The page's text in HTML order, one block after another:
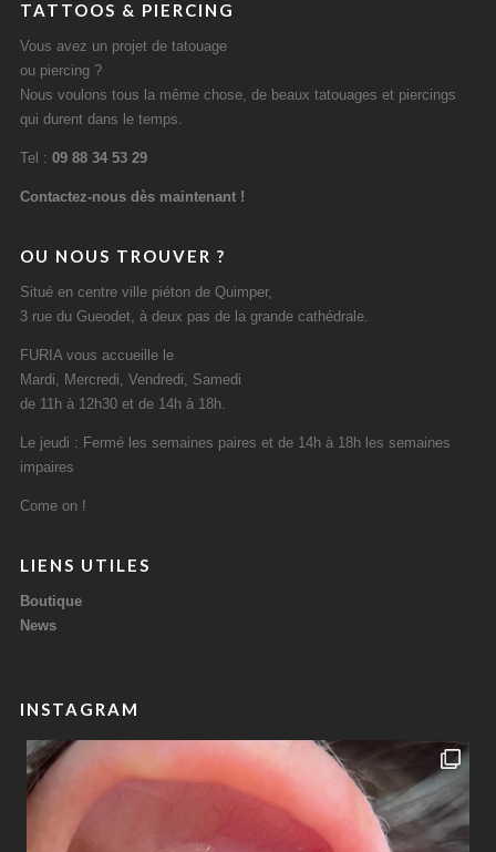
TATTOOS & PIERCING
Vous avez un projet de tatouage
ou piercing ?
Nous voulons tous la même chose, de beaux tatouages et piercings
qui durent dans le temps.
Tel : 09 88 34 53 29
Contactez-nous dès maintenant !
OU NOUS TROUVER ?
Situé en centre ville piéton de Quimper,
3 rue du Gueodet, à deux pas de la grande cathédrale.
FURIA vous accueille le
Mardi, Mercredi, Vendredi, Samedi
de 11h à 12h30 et de 14h à 18h.
Le jeudi : Fermé les semaines paires et de 14h à 18h les semaines
impaires
Come on !
LIENS UTILES
Boutique
News
INSTAGRAM